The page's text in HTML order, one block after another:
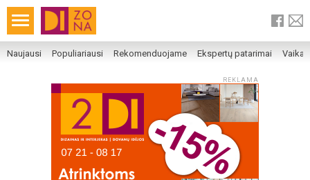
Naujausi Populiariausi Rekomenduojame Ekspertų patarimai
REKLAMA